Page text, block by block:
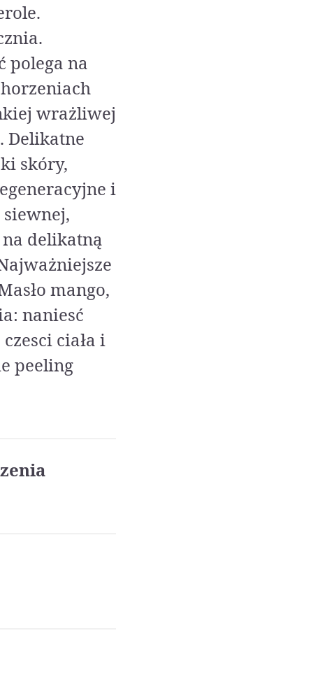
polega na
wrażliwej
Delikatne
skóry,
i
na delikatną
mango,
naniesć
ciała i
peeling